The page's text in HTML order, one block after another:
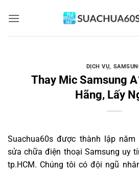
qua
DỊCH VỤ,
Thay Mic Samsung
Hãng, Lấy
Suachua60s được thành lập
sửa chữa điện thoại Samsung uy
tp.HCM. Chúng tôi có đội ngũ